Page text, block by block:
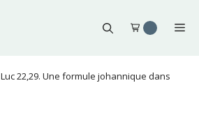
Luc 22,29. Une formule johannique dans